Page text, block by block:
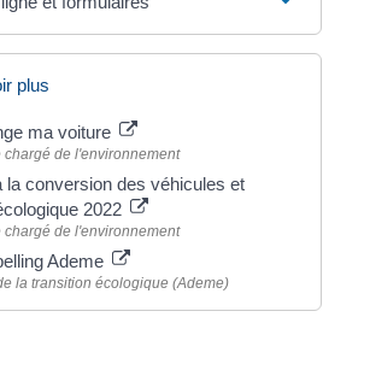
plus
ma voiture
chargé de l'environnement
la conversion des véhicules et
2022
chargé de l'environnement
Ademe
la transition écologique (Ademe)